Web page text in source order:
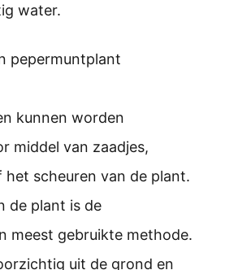
water.
pepermuntplant
kunnen worden
middel van zaadjes,
scheuren van de plant.
de plant is de
meest gebruikte methode.
uit de grond en